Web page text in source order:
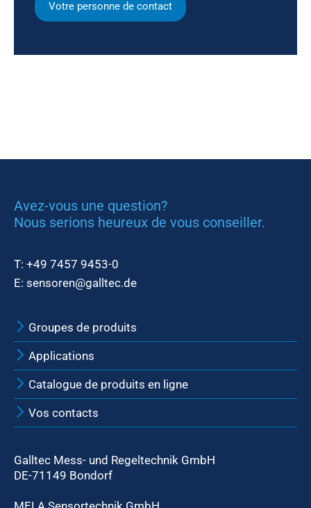
Votre personne de contact
Avez-vous une question?
Nous serions heureux de vous conseiller.
T: +49 7457 9453-0
E: sensoren@galltec.de
Groupes de produits
Applications
Catalogue de produits en ligne
Vos contacts
Galltec Mess- und Regeltechnik GmbH
DE-71149 Bondorf